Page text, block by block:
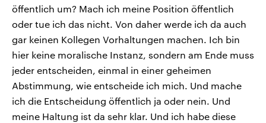
öffentlich um? Mach ich meine Position öffentlich
oder tue ich das nicht. Von daher werde ich da auch
gar keinen Kollegen Vorhaltungen machen. Ich bin
hier keine moralische Instanz, sondern am Ende muss
jeder entscheiden, einmal in einer geheimen
Abstimmung, wie entscheide ich mich. Und mache
ich die Entscheidung öffentlich ja oder nein. Und
meine Haltung ist da sehr klar. Und ich habe diese